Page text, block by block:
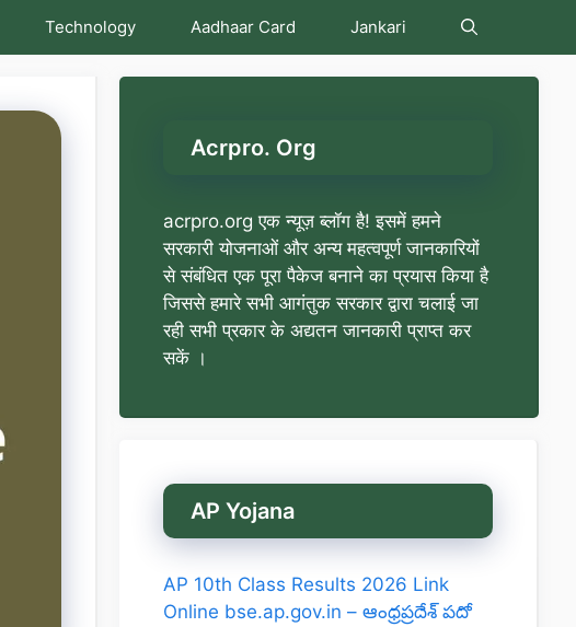
Technology Aadhaar Card Jankari
Acrpro. Org
acrpro.org एक न्यूज़ ब्लॉग है! इसमें हमने
सरकारी योजनाओं और अन्य महत्वपूर्ण जानकारियों
से संबंधित एक पूरा पैकेज बनाने का प्रयास किया है
जिससे हमारे सभी आगंतुक सरकार द्वारा चलाई जा
रही सभी प्रकार के अद्यतन जानकारी प्राप्त कर
सकें ।
AP Yojana
AP 10th Class Results 2026 Link
Online bse.ap.gov.in – ఆంధ్రప్రదేశ్ పదో